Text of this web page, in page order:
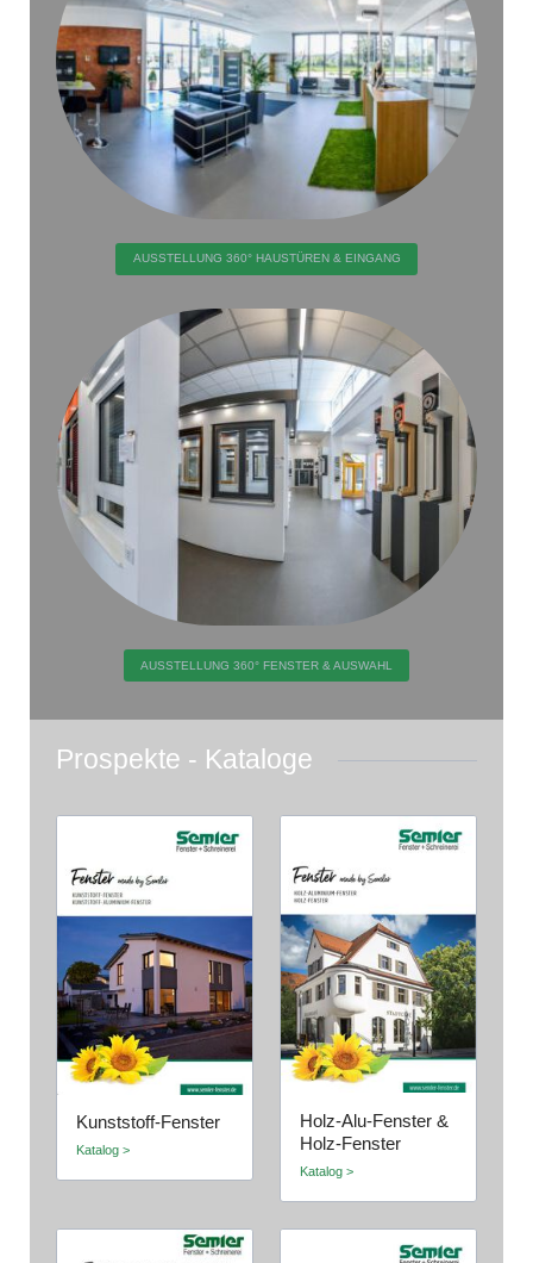
AUSSTELLUNG 360° HAUSTÜREN & EINGANG
AUSSTELLUNG 360° FENSTER & AUSWAHL
Prospekte - Kataloge
Kunststoff-Fenster
Katalog >
Holz-Alu-Fenster &
Holz-Fenster
Katalog >